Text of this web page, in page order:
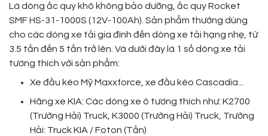
Là dòng ắc quy khô không bảo dưỡng, ắc quy Rocket
SMF HS-31-1000S (12V-100Ah). Sản phẩm thường dùng
cho các dòng xe tải gia đình đến dòng xe tải hạng nhẹ, từ
3.5 tấn đến 5 tấn trở lên. Và dưới đây là 1 số dòng xe tải
tương thích với sản phẩm:
Xe đầu kéo Mỹ Maxxforce, xe đầu kéo Cascadia...
Hãng xe KIA: Các dòng xe ô tương thích như: K2700
(Trường Hải) Truck, K3000 (Trường Hải) Truck, Trường
Hải: Truck KIA / Foton (Tấn)